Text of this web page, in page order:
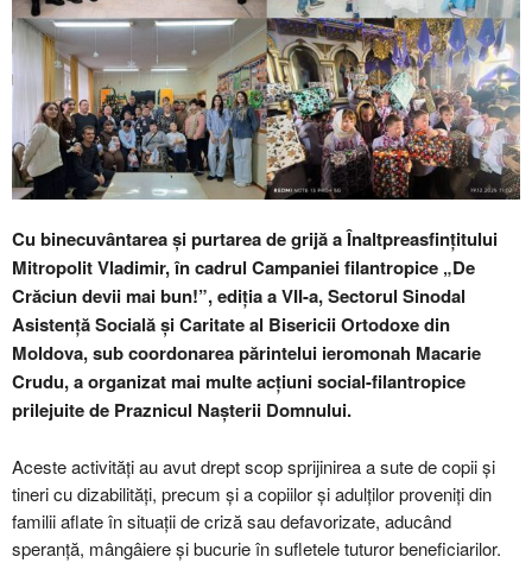
Cu binecuvântarea și purtarea de grijă a Înaltpreasfințitului
Mitropolit Vladimir, în cadrul Campaniei filantropice „De
Crăciun devii mai bun!”, ediția a VII-a, Sectorul Sinodal
Asistență Socială și Caritate al Bisericii Ortodoxe din
Moldova, sub coordonarea părintelui ieromonah Macarie
Crudu, a organizat mai multe acțiuni social-filantropice
prilejuite de Praznicul Nașterii Domnului.
Aceste activități au avut drept scop sprijinirea a sute de copii și
tineri cu dizabilități, precum și a copiilor și adulților proveniți din
familii aflate în situații de criză sau defavorizate, aducând
speranță, mângâiere și bucurie în sufletele tuturor beneficiarilor.